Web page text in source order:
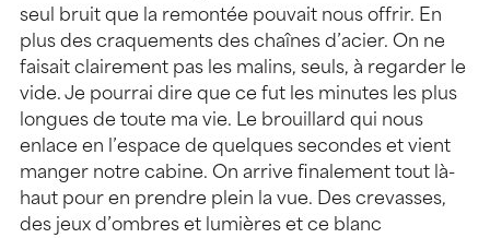
seul bruit que la remontée pouvait nous offrir. En
plus des craquements des chaînes d’acier. On ne
faisait clairement pas les malins, seuls, à regarder le
vide. Je pourrai dire que ce fut les minutes les plus
longues de toute ma vie. Le brouillard qui nous
enlace en l’espace de quelques secondes et vient
manger notre cabine. On arrive finalement tout là-
haut pour en prendre plein la vue. Des crevasses,
des jeux d’ombres et lumières et ce blanc